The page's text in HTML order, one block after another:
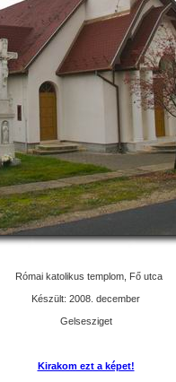
Római katolikus templom, Fő utca
Készült: 2008. december
Gelsesziget
Kirakom ezt a képet!